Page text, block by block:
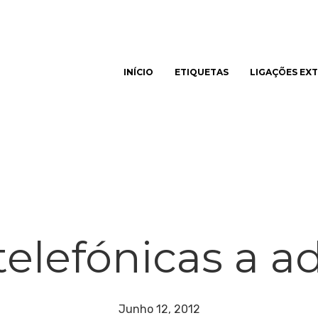
INÍCIO ETIQUETAS LIGAÇÕES
a
Junho 12, 2012